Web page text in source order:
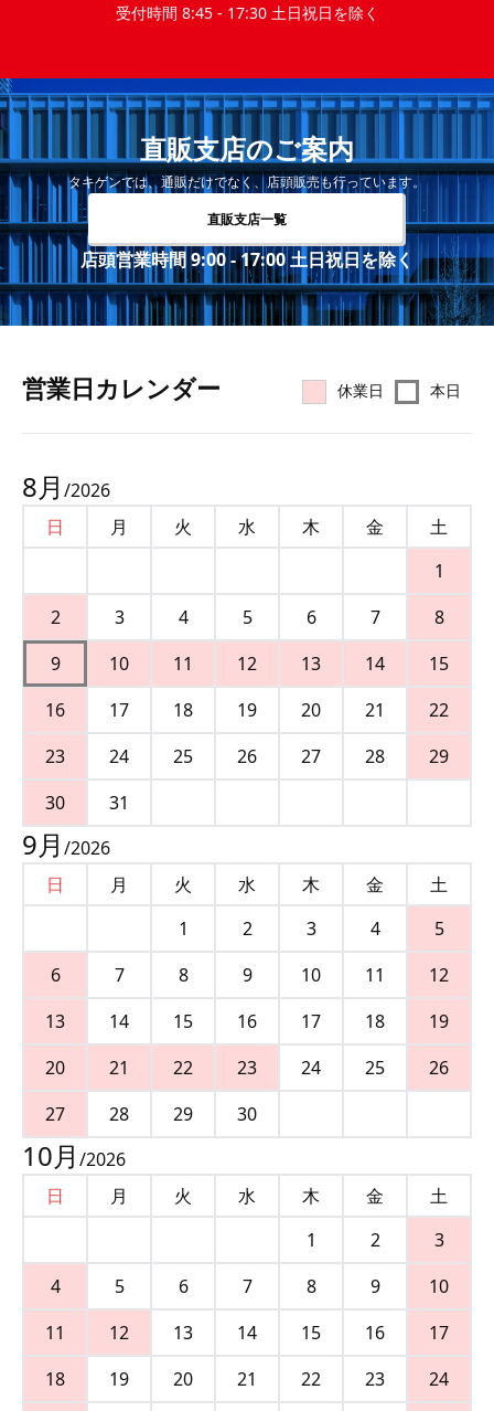
受付時間 8:45 - 17:30 土日祝日を除く
直販支店のご案内
タキゲンでは、通販だけでなく、店頭販売も行っています。
直販支店一覧
店頭営業時間 9:00 - 17:00 土日祝日を除く
営業⽇カレンダー 休業日 本日
8月 /2026
日
月 火 水 木 金
土
1
2
3 4 5 6 7
8
9
10 11 12 13 14
15
16
17 18 19 20 21
22
23
24 25 26 27 28
29
30
31
9月 /2026
日
月 火 水 木 金
土
1
2 3 4
5
6
7 8 9 10 11
12
13
14 15 16 17 18
19
20
21 22 23 24 25
26
27
28 29 30
10月 /2026
日
月 火 水 木 金
土
1
2
3
4
5 6 7 8 9
10
11
12 13 14 15 16
17
18
19 20 21 22 23
24